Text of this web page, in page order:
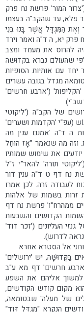
המור' פרשת נח פרק
פלא, עד שהקב"ה בעצמו
וְאֶת הַמִּגְדָּל אֲשֶׁר בָּנוּ בְּנֵי
יא, ה ד"ה ואמר וירד
להרוס את מעמד ומצב
שהעולם נברא בקדוּשה
עם אותיות הסופיות
מגדל בגובה עשרים
('ארבע חרשים'
של הקב"ה ('ליקוטי
(עפ"י 'הקדמות ושערים'
ה ד"ה 'אמנם ענין מה
וזה מה שנאמר "אָז הוּחַל
את שימוש שמותיו
תורה' להאר"י ז"ל
נח דף ט ד"ה ענין דור
לעבודה זרה. לכן אמרו
זרות בשמות של אלהוּת
ממהרח"ו' פרשת נח דף
הקדושים והשבעות
העליונים ('זכר דוד'
לדרוש).
אל הסטרא אחרא
בַּקְּדוּשָּׁה, יש 'ירושלים'
חרשים' דף מא ע"ב
למשוך אליהם את השפע
מקום קודש הקודשים,
של מעלה' שבטומאה,
הנקרא "מִגְדַּל דָּוִד"